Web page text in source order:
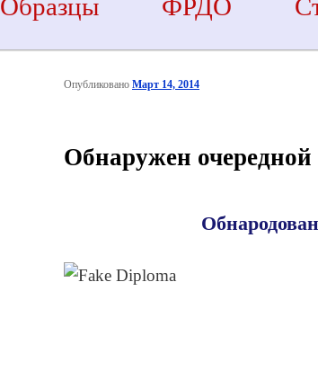
Образцы ФРДО
Обнаружен
Опубликовано Март 14, 2014